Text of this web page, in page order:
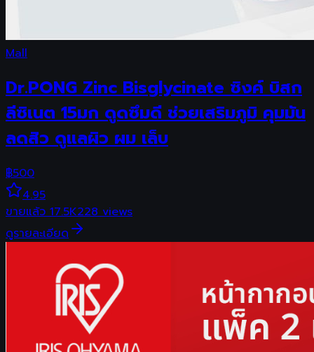
Mall
Dr.PONG Zinc Bisglycinate ซิงค์ บิสก
ลีซิเนต 15มก ดูดซึมดี ช่วยเสริมภูมิ คุมมัน
ลดสิว ดูแลผิว ผม เล็บ
฿500
4.95
ขายแล้ว17.5K228views
ดูรายละเอียด